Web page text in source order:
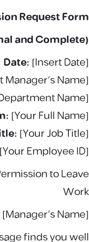
Request Form
(English Version – Formal and Complete)
Date: [Insert Date]
Manager's Name]
Name]
[Your Full Name]
[Your Job Title]
[Your Employee ID]
to Leave
Work
Name],
finds you well.